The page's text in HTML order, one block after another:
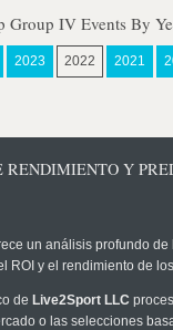
Group IV Events By
2023 2022 2021
Y
un análisis profundo
ROI y el rendimiento de
de Live2Sport LLC
o las selecciones